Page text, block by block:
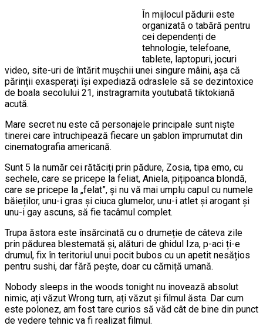
În mijlocul pădurii este
organizată o tabără pentru
cei dependenți de
tehnologie, telefoane,
tablete, laptopuri, jocuri
video, site-uri de întărit mușchii unei singure mâini, așa că
părinții exasperați își expediază odraslele să se dezintoxice
de boala secolului 21, instragramita youtubată tiktokiană
acută.
Mare secret nu este că personajele principale sunt niște
tinerei care întruchipează fiecare un șablon împrumutat din
cinematografia americană.
Sunt 5 la număr cei rătăciți prin pădure, Zosia, tipa emo, cu
sechele, care se pricepe la feliat, Aniela, pițipoanca blondă,
care se pricepe la „felat”, și nu vă mai umplu capul cu numele
băieților, unu-i gras și ciuca glumelor, unu-i atlet și arogant și
unu-i gay ascuns, să fie tacâmul complet.
Trupa ăstora este însărcinată cu o drumeție de câteva zile
prin pădurea blestemată și, alături de ghidul Iza, p-aci ți-e
drumul, fix în teritoriul unui pocit bubos cu un apetit nesățios
pentru sushi, dar fără pește, doar cu cărniță umană.
Nobody sleeps in the woods tonight nu inovează absolut
nimic, ați văzut Wrong turn, ați văzut și filmul ăsta. Dar cum
este polonez, am fost tare curios să văd cât de bine din punct
de vedere tehnic va fi realizat filmul.